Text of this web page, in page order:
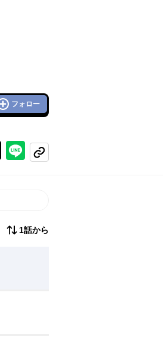
フォロー
Xで投稿するラインでシェアする
コピーする
1話から